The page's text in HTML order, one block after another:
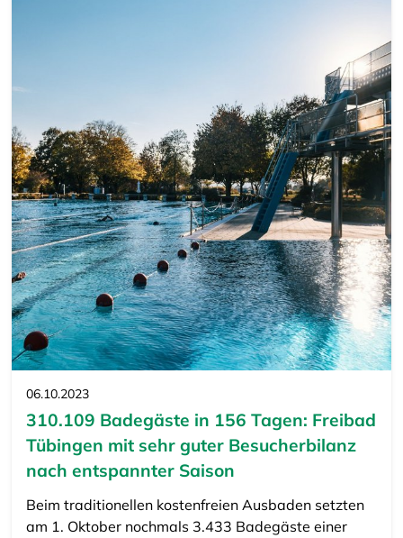
06.10.2023
310.109 Badegäste in 156 Tagen: Freibad
Tübingen mit sehr guter Besucherbilanz
nach entspannter Saison
Beim traditionellen kostenfreien Ausbaden setzten
am 1. Oktober nochmals 3.433 Badegäste einer